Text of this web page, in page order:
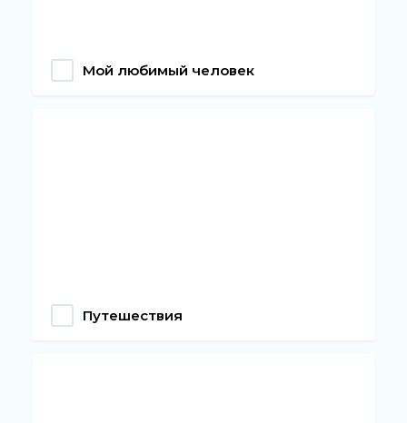
Мой любимый человек
Путешествия